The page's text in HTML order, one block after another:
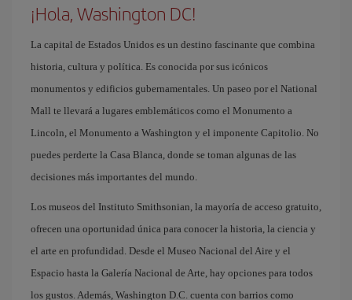
¡Hola, Washington DC!
La capital de Estados Unidos es un destino fascinante que combina
historia, cultura y política. Es conocida por sus icónicos
monumentos y edificios gubernamentales. Un paseo por el National
Mall te llevará a lugares emblemáticos como el Monumento a
Lincoln, el Monumento a Washington y el imponente Capitolio. No
puedes perderte la Casa Blanca, donde se toman algunas de las
decisiones más importantes del mundo.
Los museos del Instituto Smithsonian, la mayoría de acceso gratuito,
ofrecen una oportunidad única para conocer la historia, la ciencia y
el arte en profundidad. Desde el Museo Nacional del Aire y el
Espacio hasta la Galería Nacional de Arte, hay opciones para todos
los gustos. Además, Washington D.C. cuenta con barrios como